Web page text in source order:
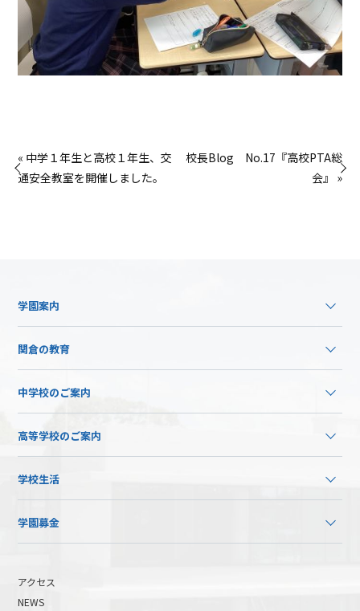
« 中学１年生と高校１年生、交
通安全教室を開催しました。
校長Blog No.17『高校PTA総
会』 »
学園案内
関倉の教育
中学校のご案内
高等学校のご案内
学校生活
学園募金
アクセス
NEWS